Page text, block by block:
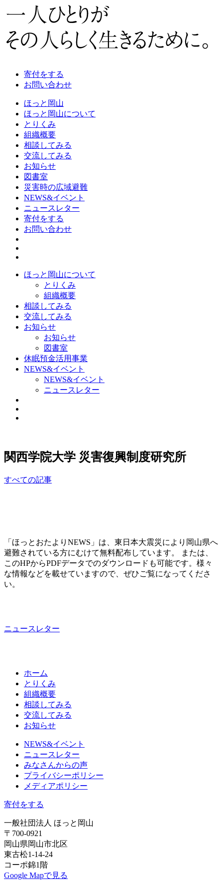
寄付をする
お問い合わせ
ほっと岡山
ほっと岡山について
とりくみ
組織概要
相談してみる
交流してみる
お知らせ
図書室
災害時の広域避難
NEWS&イベント
ニュースレター
寄付をする
お問い合わせ
ほっと岡山について
とりくみ
組織概要
相談してみる
交流してみる
お知らせ
お知らせ
図書室
休眠預金活用事業
NEWS&イベント
NEWS&イベント
ニュースレター
関西学院大学 災害復興制度研究所
すべての記事
「ほっとおたよりNEWS」は、東日本大震災により岡山県へ
避難されている方にむけて無料配布しています。 または、
このHPからPDFデータでのダウンロードも可能です。様々
な情報などを載せていますので、ぜひご覧になってくださ
い。
ニュースレター
ホーム
とりくみ
組織概要
相談してみる
交流してみる
お知らせ
NEWS&イベント
ニュースレター
みなさんからの声
プライバシーポリシー
メディアポリシー
寄付をする
一般社団法人 ほっと岡山
〒700-0921
岡山県岡山市北区
東古松1-14-24
コーポ錦1階
Google Mapで見る